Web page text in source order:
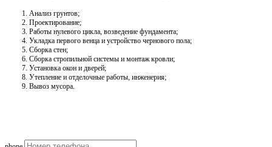
Анализ грунтов;
Проектирование;
Работы нулевого цикла, возведение фундамента;
Укладка первого венца и устройство чернового пола;
Сборка стен;
Сборка стропильной системы и монтаж кровли;
Установка окон и дверей;
Утепление и отделочные работы, инженерия;
Вывоз мусора.